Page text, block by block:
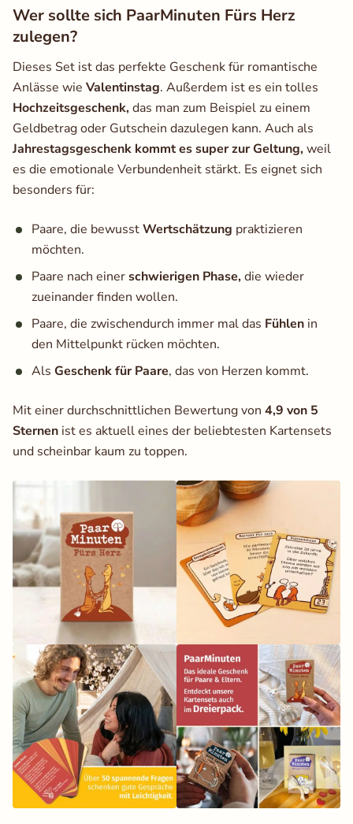
Wer sollte sich PaarMinuten Fürs Herz
zulegen?
Dieses Set ist das perfekte Geschenk für romantische
Anlässe wie Valentinstag. Außerdem ist es ein tolles
Hochzeitsgeschenk,das man zum Beispiel zu einem
Geldbetrag oder Gutschein dazulegen kann. Auch als
Jahrestagsgeschenk kommt es super zur Geltung,weil
es die emotionale Verbundenheit stärkt. Es eignet sich
besonders für:
Paare, die bewusstWertschätzung praktizieren
möchten.
Paare nach einerschwierigen Phase,die wieder
zueinander finden wollen.
Paare, die zwischendurch immer mal das Fühlen in
den Mittelpunkt rücken möchten.
Als Geschenk für Paare, das von Herzen kommt.
Mit einer durchschnittlichen Bewertung von 4,9 von 5
Sternen ist es aktuell eines der beliebtesten Kartensets
und scheinbar kaum zu toppen.